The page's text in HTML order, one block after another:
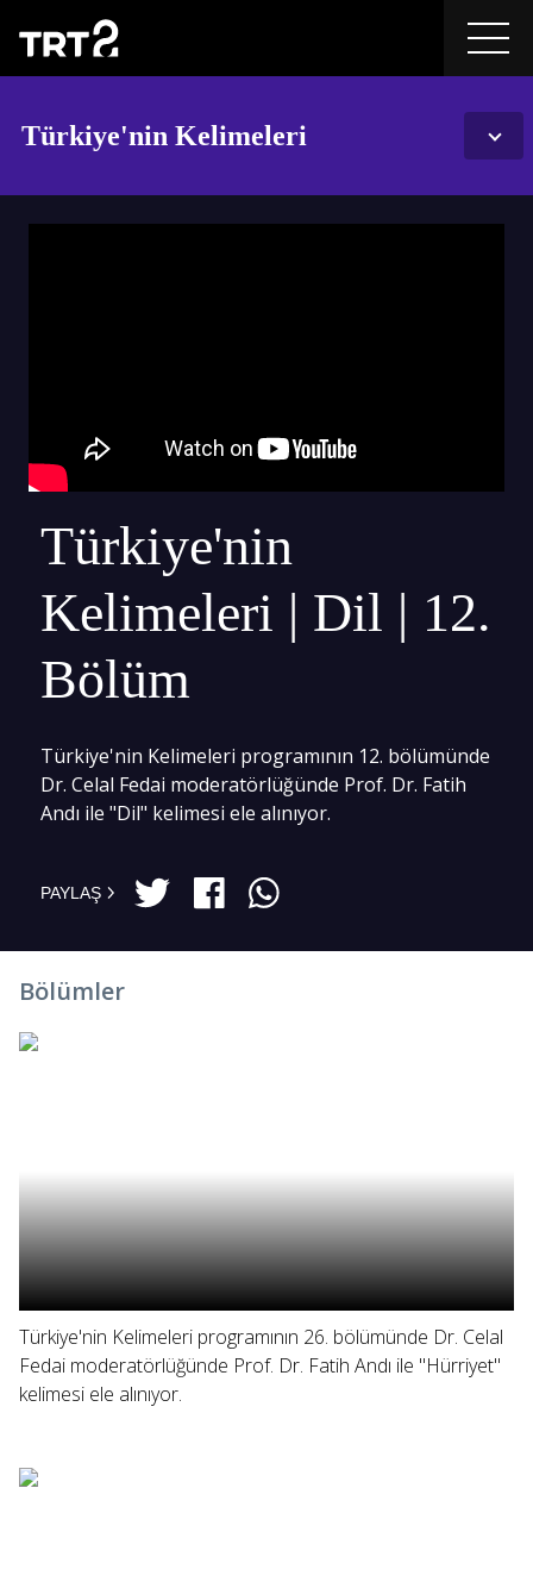
Türkiye'nin Kelimeleri
Türkiye'nin
Kelimeleri | Dil | 12.
Bölüm
Türkiye'nin Kelimeleri programının 12. bölümünde
Dr. Celal Fedai moderatörlüğünde Prof. Dr. Fatih
Andı ile "Dil" kelimesi ele alınıyor.
PAYLAŞ
Bölümler
Türkiye'nin Kelimeleri programının 26. bölümünde Dr. Celal
Fedai moderatörlüğünde Prof. Dr. Fatih Andı ile "Hürriyet"
kelimesi ele alınıyor.